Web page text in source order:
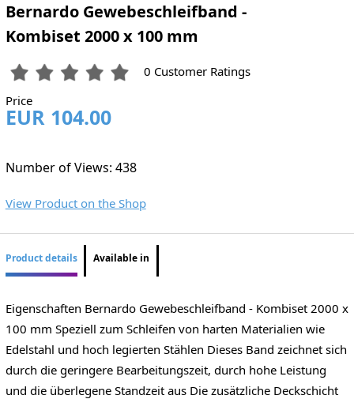
Bernardo Gewebeschleifband -
Kombiset 2000 x 100 mm
0 Customer Ratings
Price
EUR 104.00
Number of Views: 438
View Product on the Shop
Product details Available in
Eigenschaften Bernardo Gewebeschleifband - Kombiset 2000 x
100 mm Speziell zum Schleifen von harten Materialien wie
Edelstahl und hoch legierten Stählen Dieses Band zeichnet sich
durch die geringere Bearbeitungszeit, durch hohe Leistung
und die überlegene Standzeit aus Die zusätzliche Deckschicht